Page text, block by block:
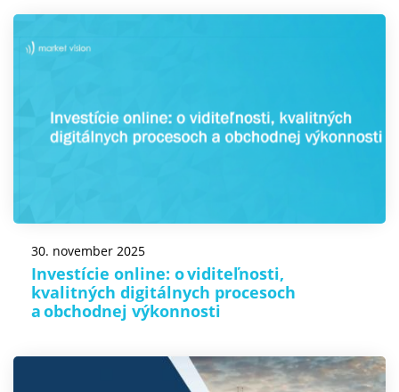
30. november 2025
Investície online: o viditeľnosti,
kvalitných digitálnych procesoch
a obchodnej výkonnosti